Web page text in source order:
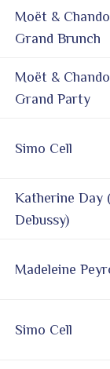
Moët &
Grand Brunch
Moët &
Grand Party
Simo Cell
Katherine Day
Debussy)
Madeleine
Simo Cell